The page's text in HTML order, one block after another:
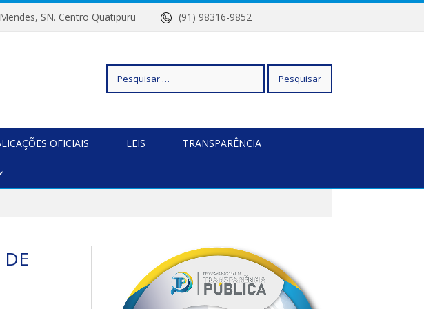
Mendes, SN. Centro Quatipuru (91) 98316-9852
Pesquisar
OFICIAIS LEIS TRANSPARÊNCIA
DE